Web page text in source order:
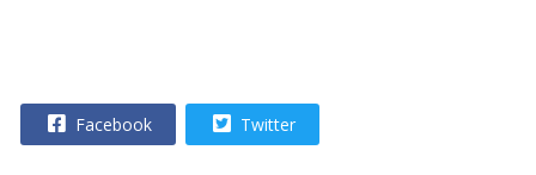
Facebook Twitter